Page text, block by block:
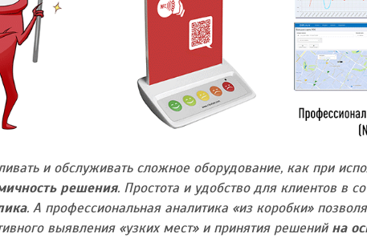
и обслуживать сложное оборудование, как при
решения. Простота и удобство для клиентов в
. А профессиональная аналитика «из коробки»
выявления «узких мест» и принятия решений на